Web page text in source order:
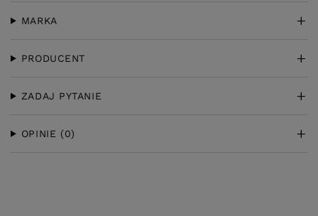
MARKA
PRODUCENT
ZADAJ PYTANIE
OPINIE (0)